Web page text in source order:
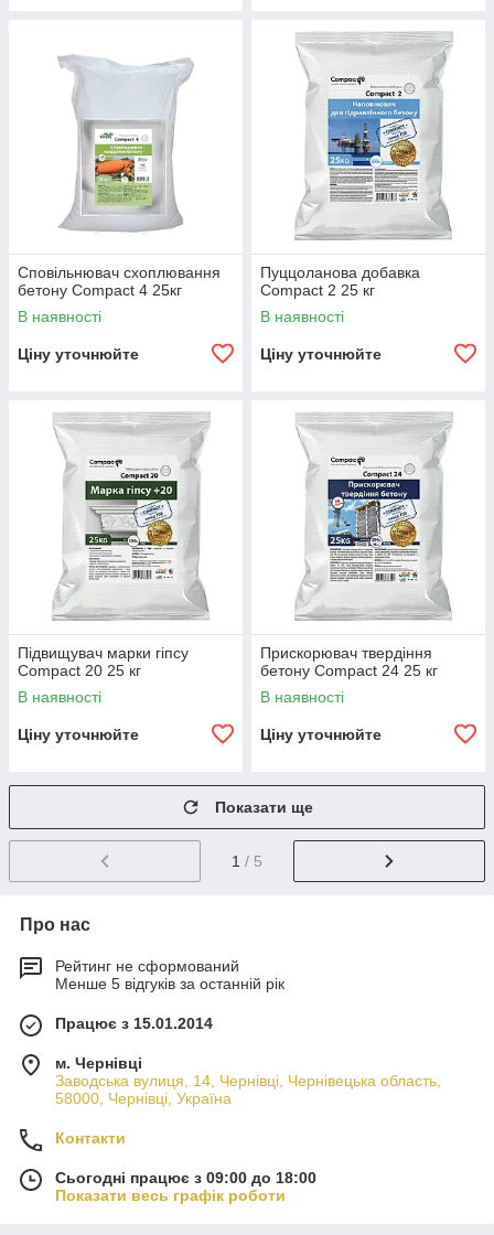
Сповільнювач схоплювання
бетону Compact 4 25кг
В наявності
Ціну уточнюйте
Пуццоланова добавка
Compact 2 25 кг
В наявності
Ціну уточнюйте
Підвищувач марки гіпсу
Compact 20 25 кг
В наявності
Ціну уточнюйте
Прискорювач твердіння
бетону Compact 24 25 кг
В наявності
Ціну уточнюйте
Показати ще
1 / 5
Про нас
Рейтинг не сформований
Менше 5 відгуків за останній рік
Працює з 15.01.2014
м. Чернівці
Заводська вулиця, 14, Чернівці, Чернівецька область,
58000, Чернівці, Україна
Контакти
Сьогодні працює з 09:00 до 18:00
Показати весь графік роботи